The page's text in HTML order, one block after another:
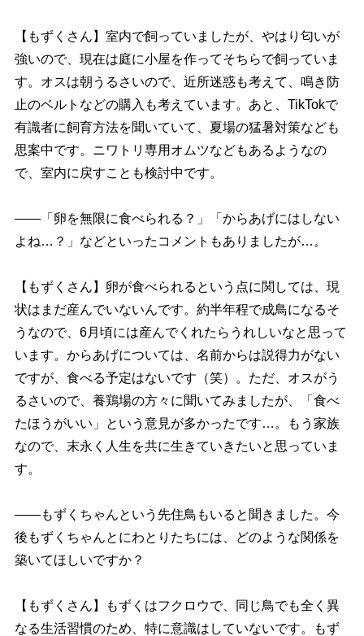
【もずくさん】室内で飼っていましたが、やはり匂いが
強いので、現在は庭に小屋を作ってそちらで飼っていま
す。オスは朝うるさいので、近所迷惑も考えて、鳴き防
止のベルトなどの購入も考えています。あと、TikTokで
有識者に飼育方法を聞いていて、夏場の猛暑対策なども
思案中です。ニワトリ専用オムツなどもあるようなの
で、室内に戻すことも検討中です。
――「卵を無限に食べられる？」「からあげにはしない
よね…？」などといったコメントもありましたが…。
【もずくさん】卵が食べられるという点に関しては、現
状はまだ産んでいないんです。約半年程で成鳥になるそ
うなので、6月頃には産んでくれたらうれしいなと思って
います。からあげについては、名前からは説得力がない
ですが、食べる予定はないです（笑）。ただ、オスがう
るさいので、養鶏場の方々に聞いてみましたが、「食べ
たほうがいい」という意見が多かったです…。もう家族
なので、末永く人生を共に生きていきたいと思っていま
す。
――もずくちゃんという先住鳥もいると聞きました。今
後もずくちゃんとにわとりたちには、どのような関係を
築いてほしいですか？
【もずくさん】もずくはフクロウで、同じ鳥でも全く異
なる生活習慣のため、特に意識はしていないです。もず